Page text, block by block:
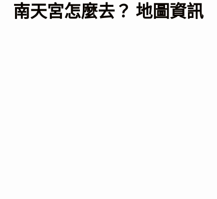
南天宮怎麼去？ 地圖資訊